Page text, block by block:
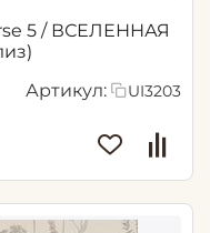
5 / ВСЕЛЕННАЯ
Артикул: UI3203